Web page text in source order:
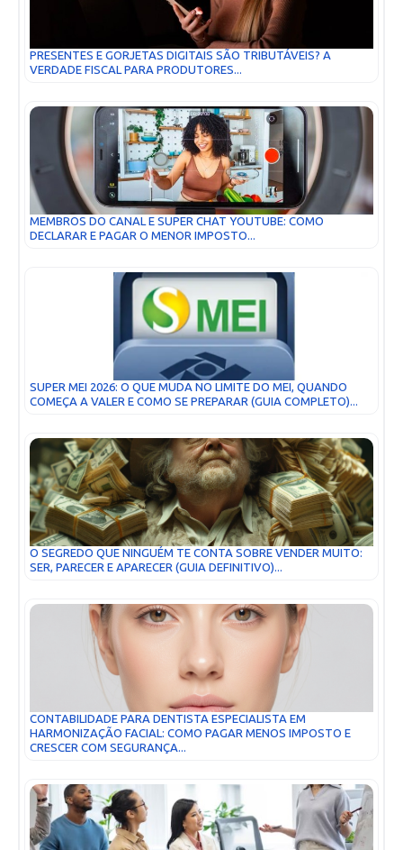
PRESENTES E GORJETAS DIGITAIS SÃO TRIBUTÁVEIS? A
VERDADE FISCAL PARA PRODUTORES...
MEMBROS DO CANAL E SUPER CHAT YOUTUBE: COMO
DECLARAR E PAGAR O MENOR IMPOSTO...
SUPER MEI 2026: O QUE MUDA NO LIMITE DO MEI, QUANDO
COMEÇA A VALER E COMO SE PREPARAR (GUIA COMPLETO)...
O SEGREDO QUE NINGUÉM TE CONTA SOBRE VENDER MUITO:
SER, PARECER E APARECER (GUIA DEFINITIVO)...
CONTABILIDADE PARA DENTISTA ESPECIALISTA EM
HARMONIZAÇÃO FACIAL: COMO PAGAR MENOS IMPOSTO E
CRESCER COM SEGURANÇA...